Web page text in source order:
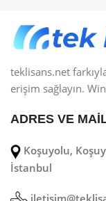
teklisans.net
erişim sağlayın.
ADRES VE
Koşuyolu,
İstanbul